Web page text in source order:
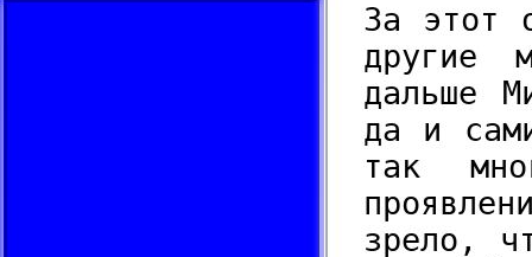
За этот
другие
дальше
да и
так
зрело,